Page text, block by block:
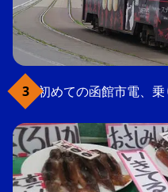
初めての函館市電、